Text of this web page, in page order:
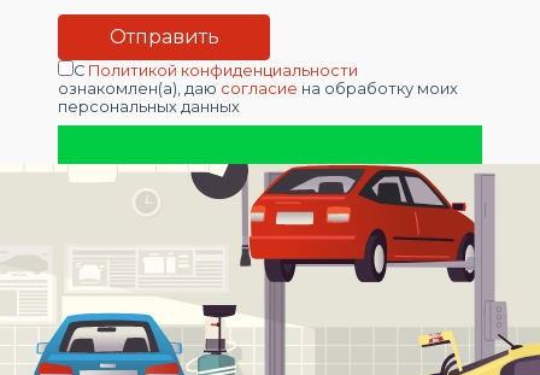
С Политикой конфиденциальности
ознакомлен(а), даю согласие на обработку моих
персональных данных